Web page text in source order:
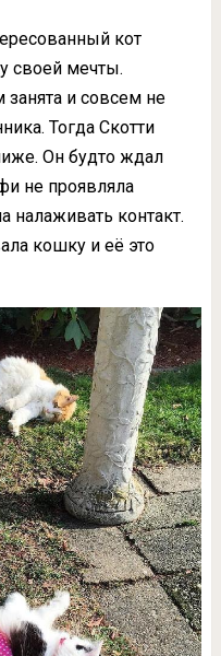
кот
своей мечты.
и совсем не
Тогда Скотти
Он будто ждал
не проявляла
налаживать контакт.
кошку и её это